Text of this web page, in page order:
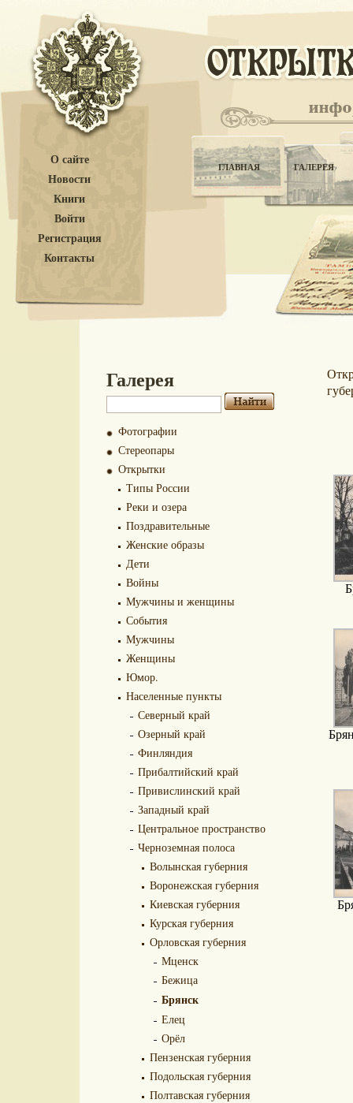
О сайте
Новости
Книги
Войти
Регистрация
Контакты
ГЛАВНАЯ ГАЛЕРЕЯ
Галерея
Фотографии
Стереопары
Открытки
Типы России
Реки и озера
Поздравительные
Женские образы
Дети
Войны
Мужчины и женщины
События
Мужчины
Женщины
Юмор.
Населенные пункты
Северный край
Озерный край
Финляндия
Прибалтийский край
Привислинский край
Западный край
Центральное пространство
Черноземная полоса
Волынская губерния
Воронежская губерния
Киевская губерния
Курская губерния
Орловская губерния
Мценск
Бежица
Брянск
Елец
Орёл
Пензенская губерния
Подольская губерния
Полтавская губерния